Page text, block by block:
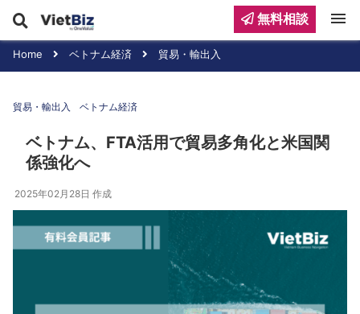
Home ベトナム経済 貿易・輸出入
貿易・輸出入 ベトナム経済
ベトナム、FTA活用で貿易多角化と米国関
係強化へ
2025年02月28日 作成
無料相談 menu